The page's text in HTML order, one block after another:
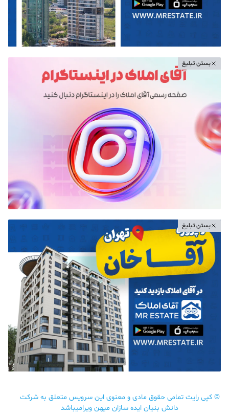
بستن تبلیغ
بستن تبلیغ
© کپی رایت تمامی حقوق مادی و معنوی این سرویس متعلق به شرکت
دانش بنیان ایده سازان میهن ویرامیباشد